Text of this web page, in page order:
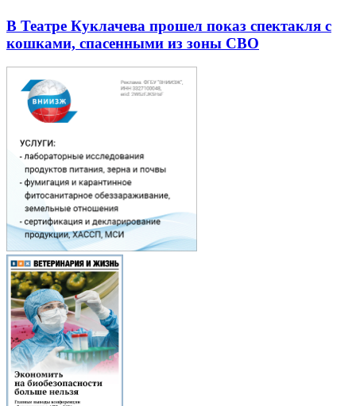
В Театре Куклачева прошел показ спектакля с
кошками, спасенными из зоны СВО